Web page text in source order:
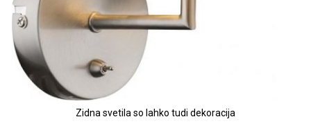
Zidna svetila so lahko tudi dekoracija